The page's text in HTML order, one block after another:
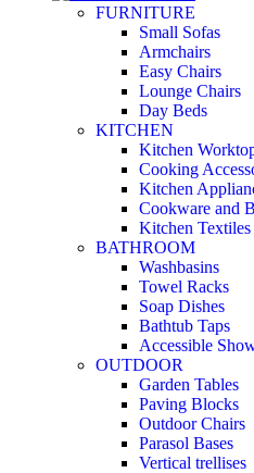
FURNITURE
Small Sofas
Armchairs
Easy Chairs
Lounge Chairs
Day Beds
KITCHEN
Kitchen
Cooking
Kitchen
Cookware and
Kitchen Textiles
BATHROOM
Washbasins
Towel Racks
Soap Dishes
Bathtub Taps
Accessible
OUTDOOR
Garden Tables
Paving Blocks
Outdoor Chairs
Parasol Bases
Vertical trellises